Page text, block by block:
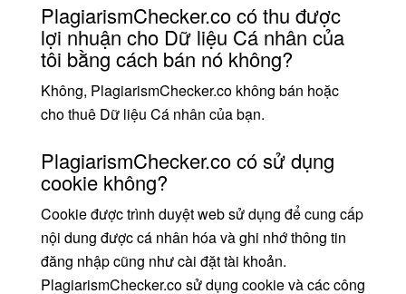
PlagiarismChecker.co có thu được
lợi nhuận cho Dữ liệu Cá nhân của
tôi bằng cách bán nó không?
Không, PlagiarismChecker.co không bán hoặc
cho thuê Dữ liệu Cá nhân của bạn.
PlagiarismChecker.co có sử dụng
cookie không?
Cookie được trình duyệt web sử dụng để cung cấp
nội dung được cá nhân hóa và ghi nhớ thông tin
đăng nhập cũng như cài đặt tài khoản.
PlagiarismChecker.co sử dụng cookie và các công